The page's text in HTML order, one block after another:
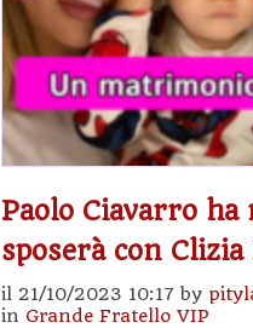
Paolo Ciavarro
sposerà con
il 21/10/2023 10:17 by
in Grande Fratello VIP